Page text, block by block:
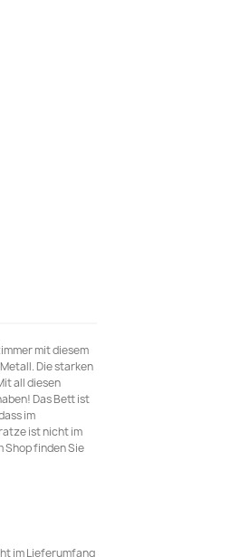
mit diesem
Die starken
all diesen
Das Bett ist
im
ist nicht im
Shop finden Sie
im Lieferumfang